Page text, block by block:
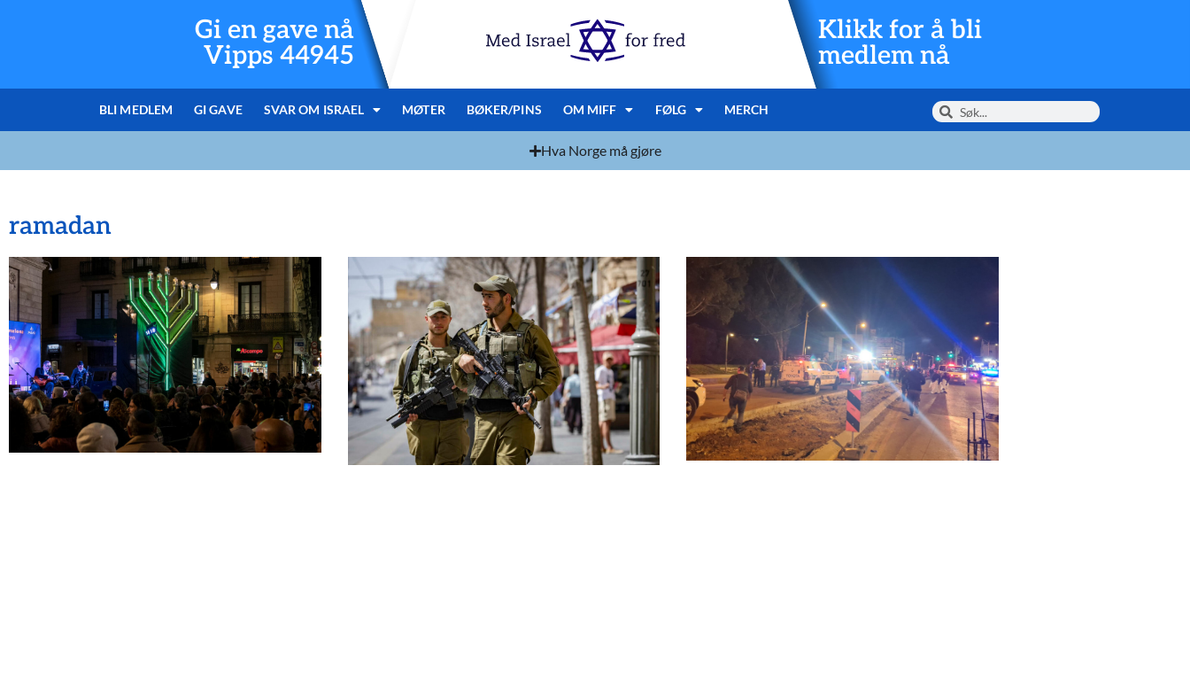
Gi en gave nå
Vipps 44945
Klikk for å bli
medlem nå
BLI MEDLEM GI GAVE SVAR OM ISRAEL MØTER BØKER/PINS OM MIFF FØLG MERCH
Hva Norge må gjøre
ramadan